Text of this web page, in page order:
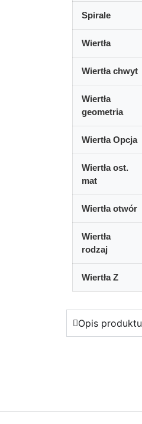
Spirale
Wiertła
Wiertła chwyt
Wiertła
geometria
Wiertła Opcja
Wiertła ost.
mat
Wiertła otwór
Wiertła
rodzaj
Wiertła Z
Opis produktu